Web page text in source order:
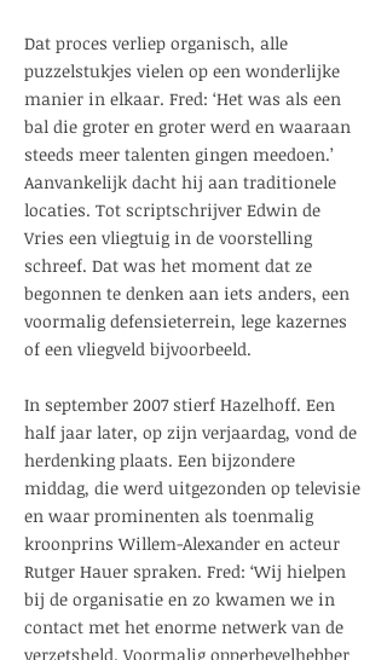
Dat proces verliep organisch, alle
puzzelstukjes vielen op een wonderlijke
manier in elkaar. Fred: ‘Het was als een
bal die groter en groter werd en waaraan
steeds meer talenten gingen meedoen.’
Aanvankelijk dacht hij aan traditionele
locaties. Tot scriptschrijver Edwin de
Vries een vliegtuig in de voorstelling
schreef. Dat was het moment dat ze
begonnen te denken aan iets anders, een
voormalig defensieterrein, lege kazernes
of een vliegveld bijvoorbeeld.
In september 2007 stierf Hazelhoff. Een
half jaar later, op zijn verjaardag, vond de
herdenking plaats. Een bijzondere
middag, die werd uitgezonden op televisie
en waar prominenten als toenmalig
kroonprins Willem-Alexander en acteur
Rutger Hauer spraken. Fred: ‘Wij hielpen
bij de organisatie en zo kwamen we in
contact met het enorme netwerk van de
verzetsheld. Voormalig opperbevelhebber